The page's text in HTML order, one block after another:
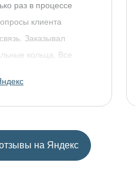
раз в процессе
клиента
Заказывал
кольца. Все
на Яндекс